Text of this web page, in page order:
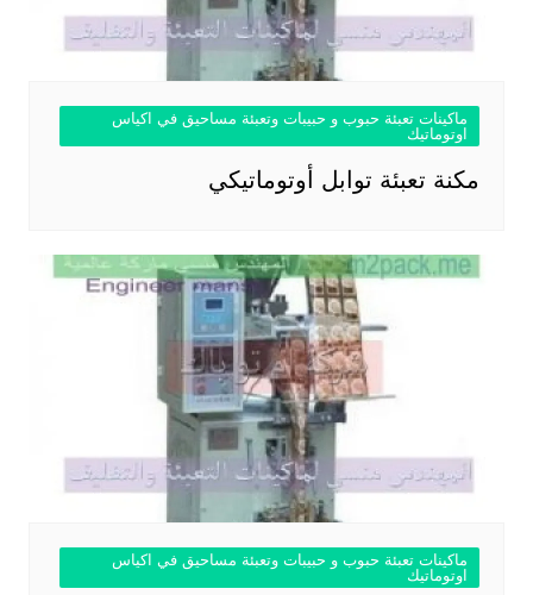
ماكينات تعبئة حبوب و حبيبات وتعبئة مساحيق في اكياس
اوتوماتيك
مكنة تعبئة توابل أوتوماتيكي
ماكينات تعبئة حبوب و حبيبات وتعبئة مساحيق في اكياس
اوتوماتيك